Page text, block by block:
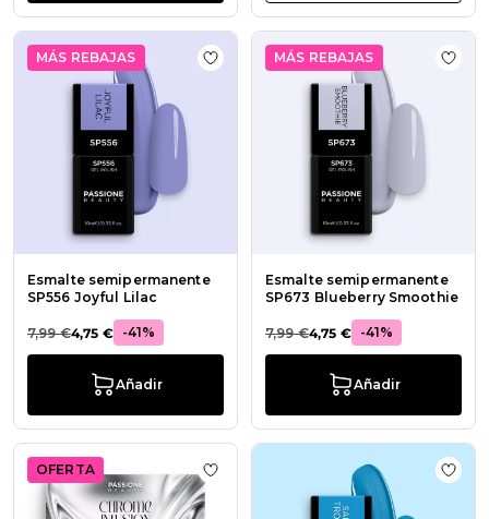
MÁS REBAJAS
Esmalte semipermanente
SP556 Joyful Lilac
7,99 €4,75 € -41%
Añadir
Añadir a la lista de deseos Esmalte
MÁS REBAJAS
Esmalte semipermanente
SP673 Blueberry Smoothie
7,99 €4,75 € -41%
Añadir
OFERTA Añadir a la lista de deseos